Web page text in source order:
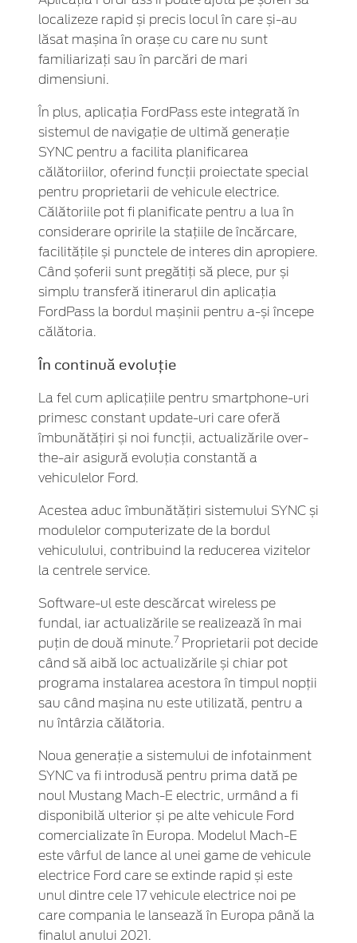
localizeze rapid și precis locul în care și-au
lăsat mașina în orașe cu care nu sunt
familiarizați sau în parcări de mari
dimensiuni.
În plus, aplicația FordPass este integrată în
sistemul de navigație de ultimă generație
SYNC pentru a facilita planificarea
călătoriilor, oferind funcții proiectate special
pentru proprietarii de vehicule electrice.
Călătoriile pot fi planificate pentru a lua în
considerare opririle la stațiile de încărcare,
facilitățile și punctele de interes din apropiere.
Când șoferii sunt pregătiți să plece, pur și
simplu transferă itinerarul din aplicația
FordPass la bordul mașinii pentru a-și începe
călătoria.
În continuă evoluție
La fel cum aplicațiile pentru smartphone-uri
primesc constant update-uri care oferă
îmbunătățiri și noi funcții, actualizările over-
the-air asigură evoluția constantă a
vehiculelor Ford.
Acestea aduc îmbunătățiri sistemului SYNC și
modulelor computerizate de la bordul
vehiculului, contribuind la reducerea vizitelor
la centrele service.
Software-ul este descărcat wireless pe
fundal, iar actualizările se realizează în mai
puțin de două minute.7 Proprietarii pot decide
când să aibă loc actualizările și chiar pot
programa instalarea acestora în timpul nopții
sau când mașina nu este utilizată, pentru a
nu întârzia călătoria.
Noua generație a sistemului de infotainment
SYNC va fi introdusă pentru prima dată pe
noul Mustang Mach-E electric, urmând a fi
disponibilă ulterior și pe alte vehicule Ford
comercializate în Europa. Modelul Mach-E
este vârful de lance al unei game de vehicule
electrice Ford care se extinde rapid și este
unul dintre cele 17 vehicule electrice noi pe
care compania le lansează în Europa până la
finalul anului 2021.